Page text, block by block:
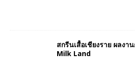
สกรีนเสื้อเชียงราย ผลงา
Milk Land